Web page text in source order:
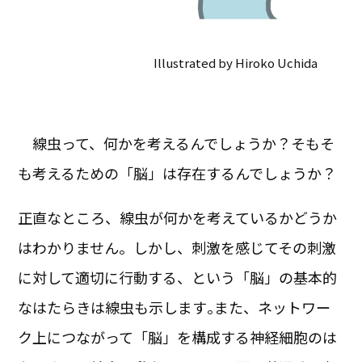
Illustrated by Hiroko Uchida
線虫って、何かを考えるんでしょうか？そもそ
も考えるための「脳」は存在するんでしょうか？
正直なところ、線虫が何かを考えているかどうか
はわかりません。しかし、刺激を感じてその刺激
に対して適切に行動する、という「脳」の基本的
なはたらきは線虫も示します｡また、ネットワー
ク上につながって「脳」を構成する神経細胞のは